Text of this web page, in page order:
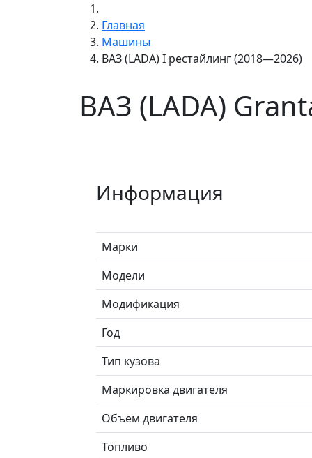
Главная
Машины
ВАЗ (LADA) I рестайлинг (2018—2026)
ВАЗ (LADA)
Информация
Марки
Модели
Модификация
Год
Тип кузова
Маркировка двигателя
Объем двигателя
Топливо